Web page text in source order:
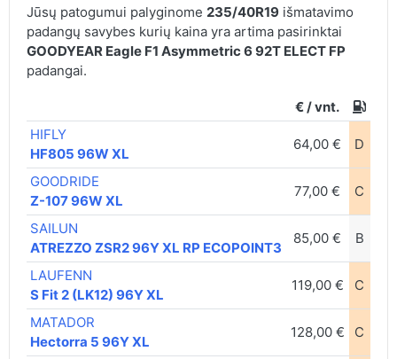
Jūsų patogumui palyginome 235/40R19išmatavimo
padangų savybes kurių kaina yra artima pasirinktai
GOODYEAR Eagle F1 Asymmetric 6 92T ELECT FP
padangai.
€ / vnt.
HIFLY
HF805 96W XL
64,00 € D
GOODRIDE
Z-107 96W XL
77,00 € C
SAILUN
ATREZZO ZSR2 96Y XL RP ECOPOINT3
85,00 € B
LAUFENN
S Fit 2 (LK12) 96Y XL
119,00 € C
MATADOR
Hectorra 5 96Y XL
128,00 € C